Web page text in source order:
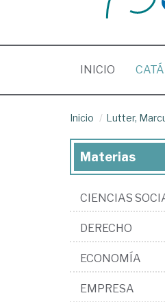
INICIO
Inicio Lutter,
Materias
CIENCIAS
DERECHO
ECONOMÍA
EMPRESA